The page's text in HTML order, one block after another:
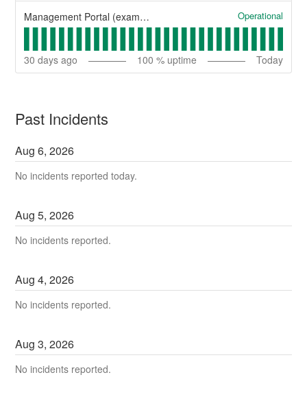
Management Portal (example) Operational
30 days ago 100 % uptime Today
Past Incidents
Aug6,2026
No incidents reported today.
Aug5,2026
No incidents reported.
Aug4,2026
No incidents reported.
Aug3,2026
No incidents reported.